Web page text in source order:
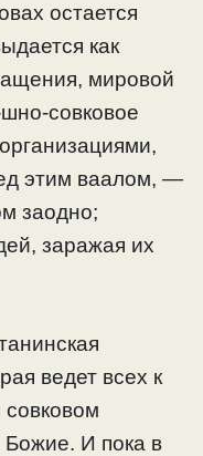
остается
как
мировой
совковое
этим ваалом, —
заодно;
заражая их
ведет всех к
совковом
И пока в